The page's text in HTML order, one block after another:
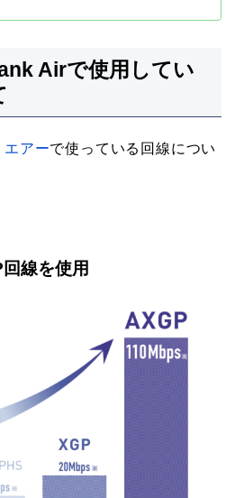
Airで使用してい
アーで使っている回線につい
線を使用